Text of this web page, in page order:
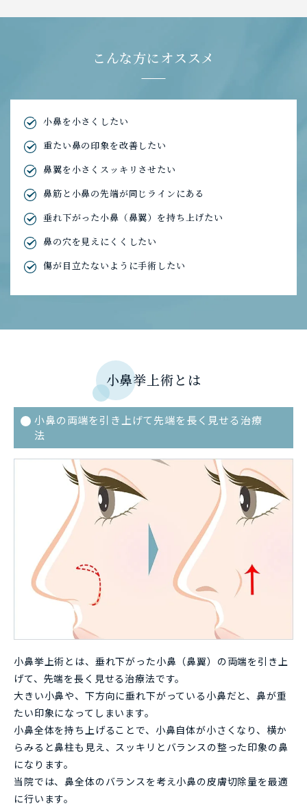
こんな方にオススメ
小鼻を小さくしたい
重たい鼻の印象を改善したい
鼻翼を小さくスッキリさせたい
鼻筋と小鼻の先端が同じラインにある
垂れ下がった小鼻（鼻翼）を持ち上げたい
鼻の穴を見えにくくしたい
傷が目立たないように手術したい
小鼻挙上術とは
小鼻の両端を引き上げて先端を長く見せる治療
法
小鼻挙上術とは、垂れ下がった小鼻（鼻翼）の両端を引き上
げて、先端を長く見せる治療法です。
大きい小鼻や、下方向に垂れ下がっている小鼻だと、鼻が重
たい印象になってしまいます。
小鼻全体を持ち上げることで、小鼻自体が小さくなり、横か
らみると鼻柱も見え、スッキリとバランスの整った印象の鼻
になります。
当院では、鼻全体のバランスを考え小鼻の皮膚切除量を最適
に行います。